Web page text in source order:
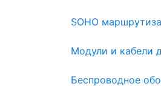
SOHO
Модули и кабели
Беспроводное